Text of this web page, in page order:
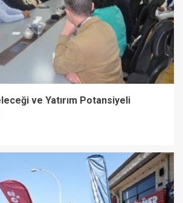
ve Yatırım Potansiyeli